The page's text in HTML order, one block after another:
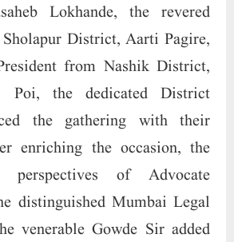
Lokhande, the revered
District, Aarti Pagire,
from Nashik District,
Poi, the dedicated District
the gathering with their
enriching the occasion, the
perspectives of Advocate
distinguished Mumbai Legal
venerable Gowde Sir added